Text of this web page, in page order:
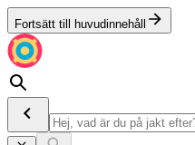
Fortsätt till huvudinnehåll